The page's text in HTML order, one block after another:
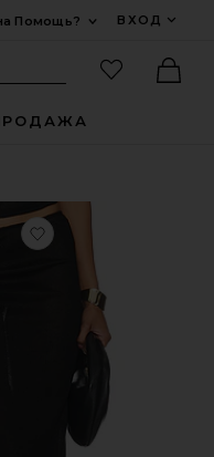
Помощь?
ВХОД
Поиск: Site
избранноеЮБКА